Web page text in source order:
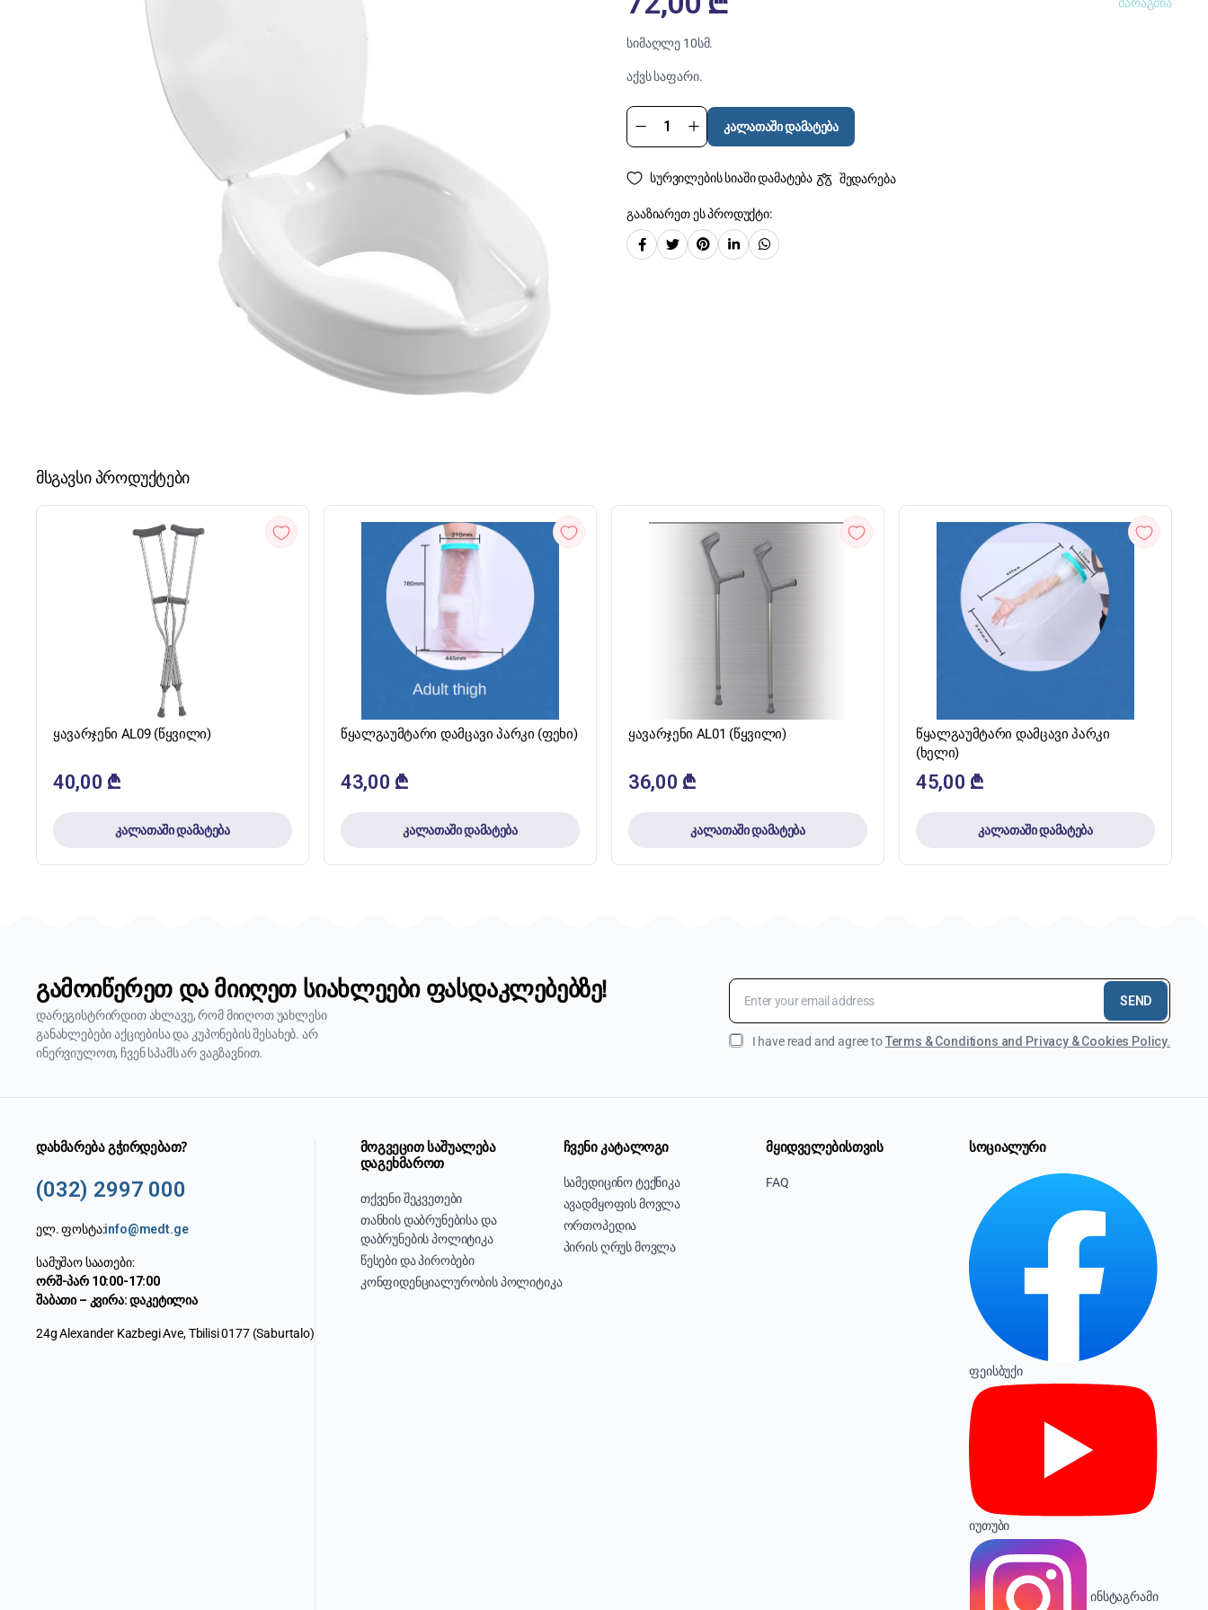
სიმაღლე 10სმ.
აქვს საფარი.
კალათაში დამატება
სურვილების სიაში დამატება შედარება
გააზიარეთ ეს პროდუქტი:
მსგავსი პროდუქტები
ᲡᲬᲠᲐᲤᲘ ᲜᲐᲮᲕᲐ
ყავარჯენი AL09 (წყვილი)
40,00 ₾
კალათაში დამატება
ᲡᲬᲠᲐᲤᲘ ᲜᲐᲮᲕᲐ
წყალგაუმტარი დამცავი პარკი (ფეხი)
43,00 ₾
კალათაში დამატება
ᲡᲬᲠᲐᲤᲘ ᲜᲐᲮᲕᲐ
ყავარჯენი AL01 (წყვილი)
36,00 ₾
კალათაში დამატება
წყალგაუმტარი დამცავი პარკი
(ხელი)
45,00 ₾
კალათაში დამატება
გამოიწერეთ და მიიღეთ სიახლეები ფასდაკლებებზე!
დარეგისტრირდით ახლავე, რომ მიიღოთ უახლესი
განახლებები აქციებისა და კუპონების შესახებ. არ
ინერვიულოთ, ჩვენ სპამს არ ვაგზავნით.
SEND
I have read and agree toTerms & Conditions and Privacy & Cookies Policy.
დახმარება გჭირდებათ?
(032) 2997 000
ელ. ფოსტა:info@medt.ge
სამუშაო საათები:
ორშ-პარ 10:00-17:00
შაბათი – კვირა: დაკეტილია
24g Alexander Kazbegi Ave, Tbilisi 0177 (Saburtalo)
მოგვეცით საშუალება
დაგეხმაროთ
თქვენი შეკვეთები
თანხის დაბრუნებისა და
დაბრუნების პოლიტიკა
წესები და პირობები
კონფიდენციალურობის პოლიტიკა
ჩვენი კატალოგი
სამედიცინო ტექნიკა
ავადმყოფის მოვლა
ორთოპედია
პირის ღრუს მოვლა
მყიდველებისთვის
FAQ
სოციალური
ფეისბუქი
იუთუბი
ინსტაგრამი